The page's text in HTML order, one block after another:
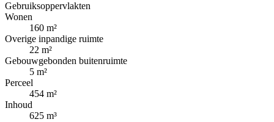
Gebruiksoppervlakten
Wonen
160 m²
Overige inpandige ruimte
22 m²
Gebouwgebonden buitenruimte
5 m²
Perceel
454 m²
Inhoud
625 m³